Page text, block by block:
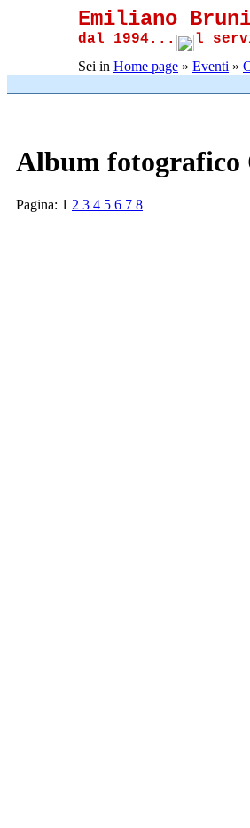
Emiliano
dal 1994... l
Sei in Home page » Eventi »
Album fotografico
Pagina: 1 2 3 4 5 6 7 8